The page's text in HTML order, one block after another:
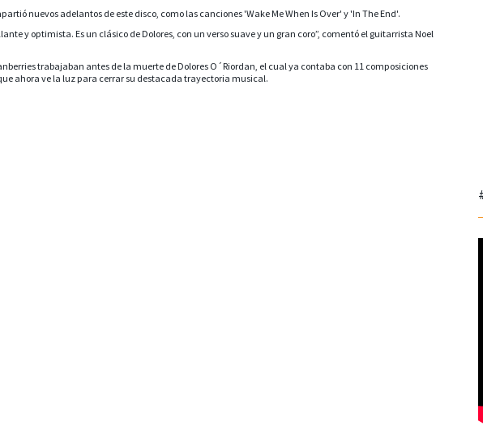
nuevos adelantos de este disco, como las canciones 'Wake Me When Is Over' y 'In The End'.
y optimista. Es un clásico de Dolores, con un verso suave y un gran coro”, comentó el guitarrista Noel
trabajaban antes de la muerte de Dolores O´Riordan, el cual ya contaba con 11 composiciones
ahora ve la luz para cerrar su destacada trayectoria musical.